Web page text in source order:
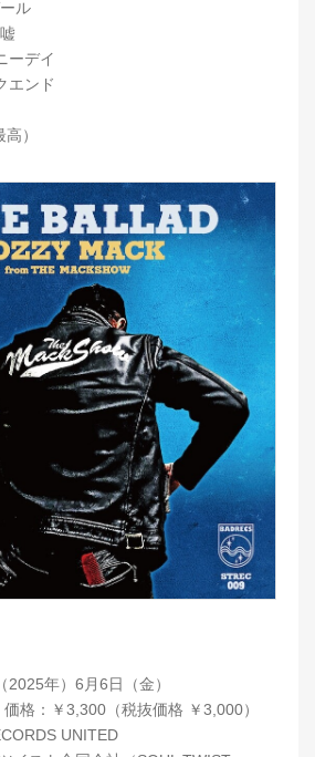
ル
ーデイ
エンド
）
年）6月6日（金）
格：￥3,300（税抜価格 ￥3,000）
UNITED